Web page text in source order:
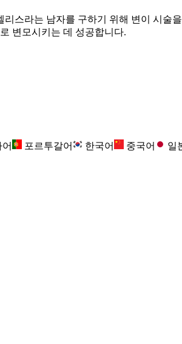
스라는 남자를 구하기 위해 변이 시술
변모시키는 데 성공합니다.
포르투갈어 한국어 중국어 일